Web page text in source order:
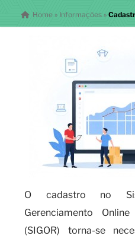
Home» Informações »
O cadastro no
Gerenciamento
(SIGOR) torna-se